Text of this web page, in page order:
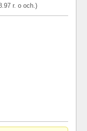
r. o och.)